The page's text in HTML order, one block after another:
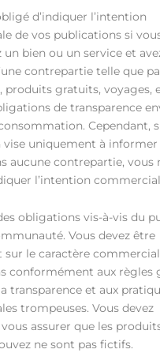
d’indiquer l’intention
de vos publications si
un bien ou un service et
contrepartie telle que
produits gratuits, voyages,
de transparence
Cependant,
uniquement à informer
aucune contrepartie, vous
l’intention
obligations vis-à-vis du
Vous devez être
sur le caractère
conformément aux règles
transparence et aux
trompeuses. Vous devez
assurer que les
ne sont pas fictifs.